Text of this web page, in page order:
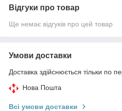
Відгуки про товар
Ще немає відгуків про цей товар
Умови доставки
Доставка здійснюється тільки по
Нова Пошта
Всі умови доставки